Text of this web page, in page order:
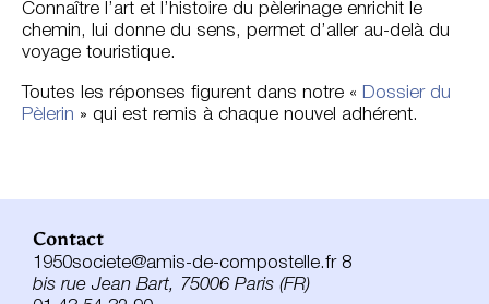
Connaître l’art et l’histoire du pèlerinage enrichit le
chemin, lui donne du sens, permet d’aller au-delà du
voyage touristique.
Toutes les réponses figurent dans notre « Dossier du
Pèlerin » qui est remis à chaque nouvel adhérent.
Contact
1950societe@amis-de-compostelle.fr 8
bis rue Jean Bart, 75006 Paris (FR)